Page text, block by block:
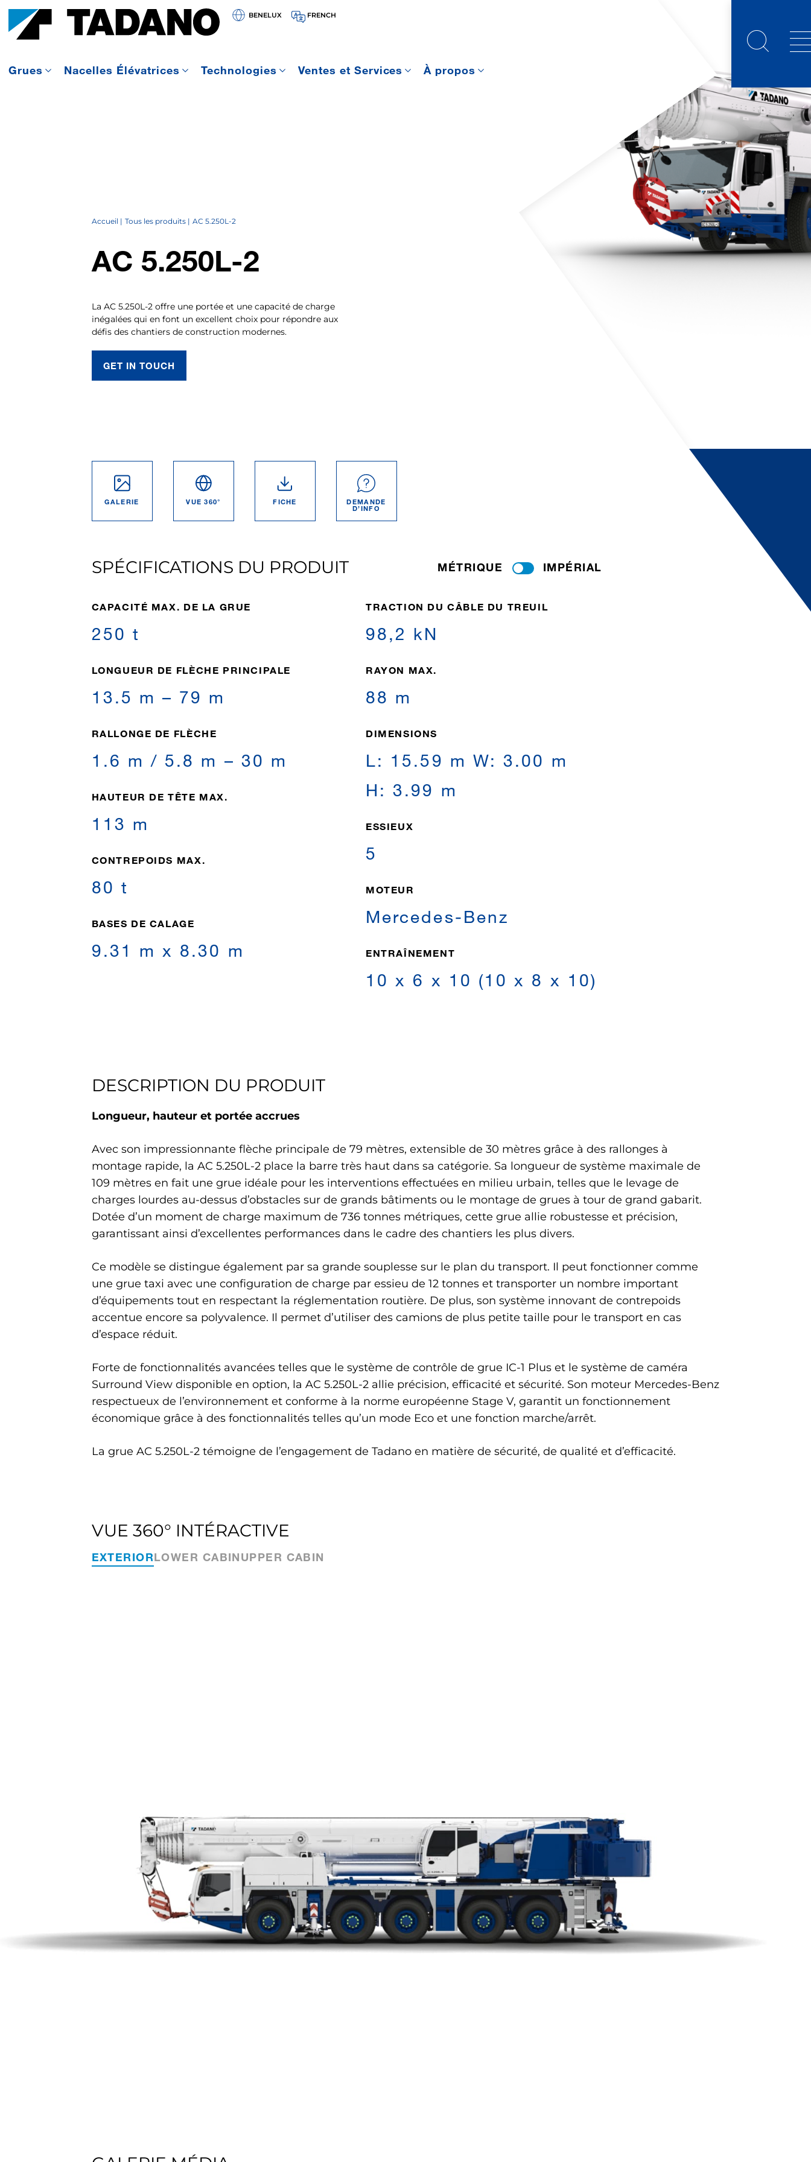
BENELUX FRENCH
Grues Nacelles Élévatrices Technologies Ventes et Services À propos
Accueil Tous les produits AC 5.250L-2
AC 5.250L-2
La AC 5.250L-2 offre une portée et une capacité de charge
inégalées qui en font un excellent choix pour répondre aux
défis des chantiers de construction modernes.
GET IN TOUCH
GALERIE VUE 360° FICHE DEMANDE
D’INFO
SPÉCIFICATIONS DU PRODUIT MÉTRIQUE IMPÉRIAL
CAPACITÉ MAX. DE LA GRUE
250 t
LONGUEUR DE FLÈCHE PRINCIPALE
13.5 m – 79 m
RALLONGE DE FLÈCHE
1.6 m / 5.8 m – 30 m
HAUTEUR DE TÊTE MAX.
113 m
CONTREPOIDS MAX.
80 t
BASES DE CALAGE
9.31 m x 8.30 m
TRACTION DU CÂBLE DU TREUIL
98,2 kN
RAYON MAX.
88 m
DIMENSIONS
L: 15.59 m W: 3.00 m
H: 3.99 m
ESSIEUX
5
MOTEUR
Mercedes-Benz
ENTRAÎNEMENT
10 x 6 x 10 (10 x 8 x 10)
DESCRIPTION DU PRODUIT
Longueur, hauteur et portée accrues
Avec son impressionnante flèche principale de 79 mètres, extensible de 30 mètres grâce à des rallonges à
montage rapide, la AC 5.250L-2 place la barre très haut dans sa catégorie. Sa longueur de système maximale de
109 mètres en fait une grue idéale pour les interventions effectuées en milieu urbain, telles que le levage de
charges lourdes au-dessus d’obstacles sur de grands bâtiments ou le montage de grues à tour de grand gabarit.
Dotée d’un moment de charge maximum de 736 tonnes métriques, cette grue allie robustesse et précision,
garantissant ainsi d’excellentes performances dans le cadre des chantiers les plus divers.
Ce modèle se distingue également par sa grande souplesse sur le plan du transport. Il peut fonctionner comme
une grue taxi avec une configuration de charge par essieu de 12 tonnes et transporter un nombre important
d’équipements tout en respectant la réglementation routière. De plus, son système innovant de contrepoids
accentue encore sa polyvalence. Il permet d’utiliser des camions de plus petite taille pour le transport en cas
d’espace réduit.
Forte de fonctionnalités avancées telles que le système de contrôle de grue IC-1 Plus et le système de caméra
Surround View disponible en option, la AC 5.250L-2 allie précision, efficacité et sécurité. Son moteur Mercedes-Benz
respectueux de l’environnement et conforme à la norme européenne Stage V, garantit un fonctionnement
économique grâce à des fonctionnalités telles qu’un mode Eco et une fonction marche/arrêt.
La grue AC 5.250L-2 témoigne de l’engagement de Tadano en matière de sécurité, de qualité et d’efficacité.
VUE 360° INTÉRACTIVE
EXTERIORLOWER CABINUPPER CABIN